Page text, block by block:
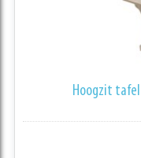
Hoogzit tafel